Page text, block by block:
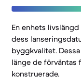
En enhets
dess
byggkvalitet.
länge de förväntas
konstruerade.